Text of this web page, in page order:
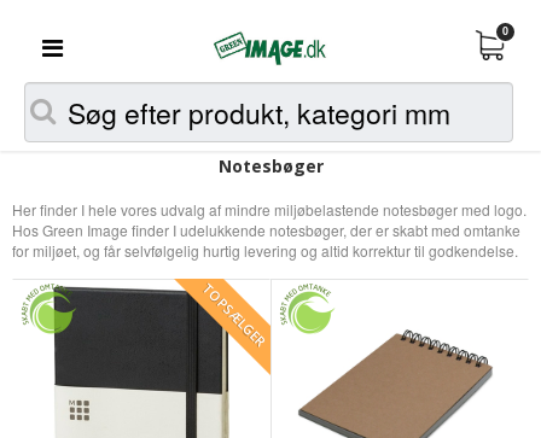
0
Notesbøger
Her finder I hele vores udvalg af mindre miljøbelastende notesbøger med logo.
Hos Green Image finder I udelukkende notesbøger, der er skabt med omtanke
for miljøet, og får selvfølgelig hurtig levering og altid korrektur til godkendelse.
TOPSÆLGER